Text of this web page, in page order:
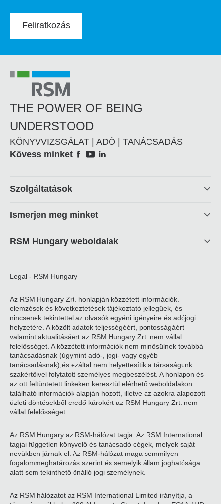
Feliratkozás
THE POWER OF BEING
UNDERSTOOD
KÖNYVVIZSGÁLAT | ADÓ | TANÁCSADÁS
Social
Kövess minket
Footer
Szolgáltatások
Ismerjen meg minket
RSM Hungary weboldalak
Legal - RSM Hungary
Az RSM Hungary Zrt. honlapján közzétett információk,
elemzések és következtetések tájékoztató jellegűek, és
nincsenek tekintettel az olvasók egyéni igényeire és adójogi
helyzetére. A közölt adatok teljességéért, pontosságáért
valamint aktualitásáért az RSM Hungary Zrt. nem vállal
felelősséget. A közzétett információk nem minősülnek továbbá
tanácsadásnak (úgymint adó-, jogi- vagy egyéb
tanácsadásnak),és ezáltal nem helyettesítik a társaságunk
szakértőivel folytatott személyes megbeszélést. A honlapon és
az ott feltüntetett linkeken keresztül elérhető weboldalakon
található információk alapján hozott, illetve az azokra alapozott
üzleti döntésekből eredő károkért az RSM Hungary Zrt. nem
vállal felelősséget.
Az RSM Hungary az RSM-hálózat tagja. Az RSM International
tagjai független könyvelő és tanácsadó cégek, melyek saját
nevükben járnak el. Az RSM-hálózat maga semmilyen
fogalommeghatározás szerint és semelyik állam joghatósága
alatt sem tekinthető önálló jogi személynek.
Az RSM hálózatot az RSM International Limited irányítja, a